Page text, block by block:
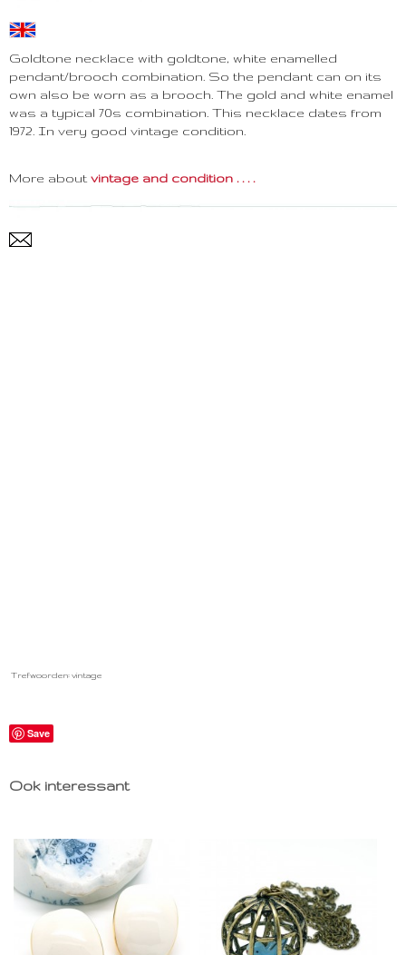
Goldtone necklace with goldtone, white enamelled
pendant/brooch combination. So the pendant can on its
own also be worn as a brooch. The gold and white enamel
was a typical 70s combination. This necklace dates from
1972. In very good vintage condition.
More about vintage and condition . . . .
Trefwoorden: vintage
Save
Ook interessant